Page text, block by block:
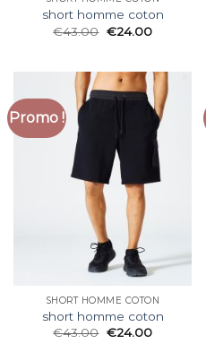
short homme coton
€43.00 €24.00
Promo !
SHORT HOMME COTON
short homme coton
€43.00 €24.00